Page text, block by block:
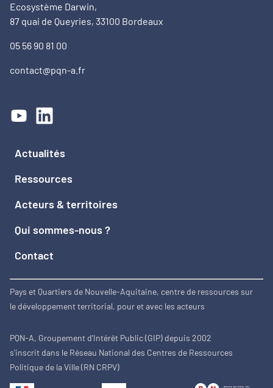
Ecosystème Darwin,
87 quai de Queyries, 33100 Bordeaux
05 56 90 81 00
contact@pqn-a.fr
Actualités
Ressources
Acteurs & territoires
Qui sommes-nous ?
Contact
Pays et Quartiers de Nouvelle-Aquitaine, centre de ressources sur
le développement territorial, pour et avec les acteurs
PQN-A, Groupement d'Intérêt Public (GIP) depuis 2002
s'inscrit dans le Réseau National des Centres de Ressources
Politique de la Ville (RN CRPV)